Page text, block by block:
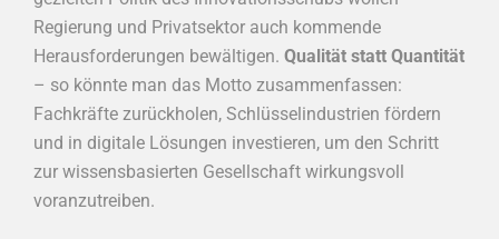
Regierung und Privatsektor auch kommende
Herausforderungen bewältigen. Qualität statt Quantität
– so könnte man das Motto zusammenfassen:
Fachkräfte zurückholen, Schlüsselindustrien fördern
und in digitale Lösungen investieren, um den Schritt
zur wissensbasierten Gesellschaft wirkungsvoll
voranzutreiben.